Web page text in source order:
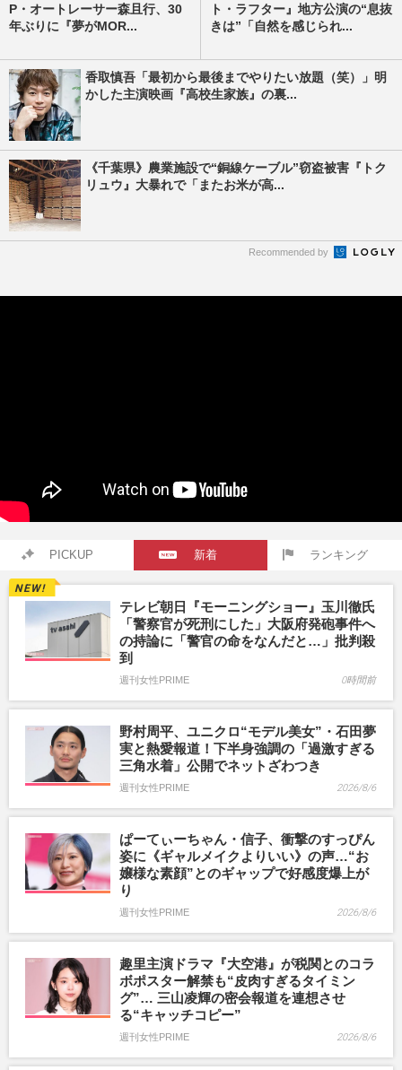
P・オートレーサー森且行、30
年ぶりに『夢がMOR...
ト・ラフター』地方公演の“息抜
きは”「自然を感じられ...
香取慎吾「最初から最後までやりたい放題（笑）」明
かした主演映画『高校生家族』の裏...
《千葉県》農業施設で“銅線ケーブル”窃盗被害『トク
リュウ』大暴れで「またお米が高...
Recommended by
PICKUP 新着 ランキング
テレビ朝日『モーニングショー』玉川徹氏
「警察官が死刑にした」大阪府発砲事件へ
の持論に「警官の命をなんだと…」批判殺
到
週刊女性PRIME 0時間前
野村周平、ユニクロ“モデル美女”・石田夢
実と熱愛報道！下半身強調の「過激すぎる
三角水着」公開でネットざわつき
週刊女性PRIME 2026/8/6
ぱーてぃーちゃん・信子、衝撃のすっぴん
姿に《ギャルメイクよりいい》の声…“お
嬢様な素顔”とのギャップで好感度爆上が
り
週刊女性PRIME 2026/8/6
趣里主演ドラマ『大空港』が税関とのコラ
ボポスター解禁も“皮肉すぎるタイミン
グ”… 三山凌輝の密会報道を連想させ
る“キャッチコピー”
週刊女性PRIME 2026/8/6